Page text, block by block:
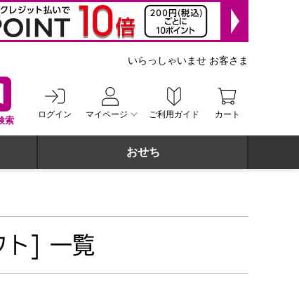
索
ログイン マイページ ご利用ガイド カート
いらっしゃいませ お客さま
おせち
ト] 一覧